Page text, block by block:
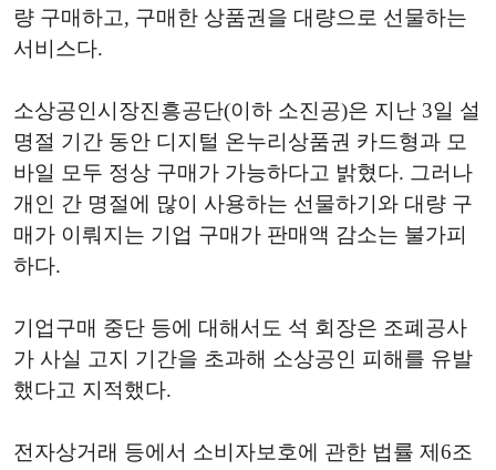
량 구매하고, 구매한 상품권을 대량으로 선물하는
서비스다.
소상공인시장진흥공단(이하 소진공)은 지난 3일 설
명절 기간 동안 디지털 온누리상품권 카드형과 모
바일 모두 정상 구매가 가능하다고 밝혔다. 그러나
개인 간 명절에 많이 사용하는 선물하기와 대량 구
매가 이뤄지는 기업 구매가 판매액 감소는 불가피
하다.
기업구매 중단 등에 대해서도 석 회장은 조폐공사
가 사실 고지 기간을 초과해 소상공인 피해를 유발
했다고 지적했다.
전자상거래 등에서 소비자보호에 관한 법률 제6조